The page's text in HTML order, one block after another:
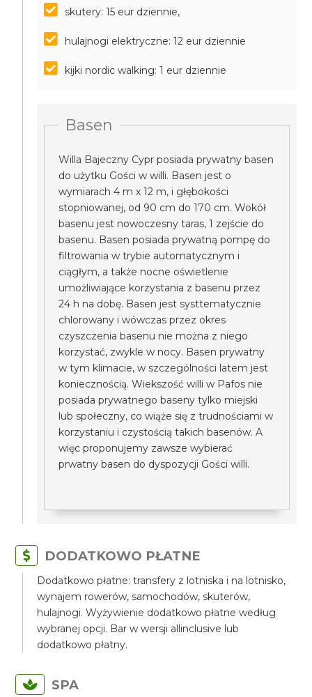
skutery: 15 eur dziennie,
hulajnogi elektryczne: 12 eur dziennie
kijki nordic walking: 1 eur dziennie
Basen
Willa Bajeczny Cypr posiada prywatny basen
do użytku Gości w willi. Basen jest o
wymiarach 4 m x 12 m, i głębokości
stopniowanej, od 90 cm do 170 cm. Wokół
basenu jest nowoczesny taras, 1 zejście do
basenu. Basen posiada prywatną pompę do
filtrowania w trybie automatycznym i
ciągłym, a także nocne oświetlenie
umożliwiające korzystania z basenu przez
24 h na dobę. Basen jest systtematycznie
chlorowany i wówczas przez okres
czyszczenia basenu nie można z niego
korzystać, zwykle w nocy. Basen prywatny
w tym klimacie, w szczególności latem jest
koniecznością. Wiekszość willi w Pafos nie
posiada prywatnego baseny tylko miejski
lub społeczny, co wiąże się z trudnościami w
korzystaniu i czystością takich basenów. A
więc proponujemy zawsze wybierać
prwatny basen do dyspozycji Gości willi.
DODATKOWO PŁATNE
Dodatkowo płatne: transfery z lotniska i na lotnisko,
wynajem rowerów, samochodów, skuterów,
hulajnogi. Wyżywienie dodatkowo płatne według
wybranej opcji. Bar w wersji allinclusive lub
dodatkowo płatny.
SPA